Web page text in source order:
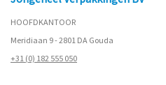
HOOFDKANTOOR
Meridiaan 9 - 2801 DA Gouda
+31 (0) 182 555 050